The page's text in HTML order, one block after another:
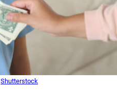
Shutterstock